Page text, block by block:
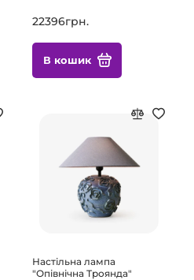
22396грн.
В кошик
Настільна лампа
"Опівнічна Троянда"